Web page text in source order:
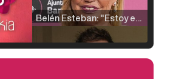
Belén Esteban: "Estoy emocionada, muy contenta y muy feliz por llegar a RTVE"